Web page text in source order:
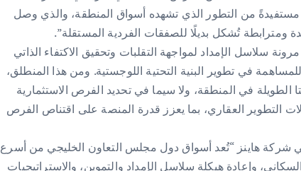
من التطور الذي تشهده أسواق المنطقة، والذي وصل
تُشكل بديلًا للصفقات الفردية المستقلة”.
سلاسل الإمداد لمواجهة التقلبات وتحقيق الاكتفاء الذاتي
في تطوير البنية التحتية اللوجستية. ومن هذا المنطلق،
في المنطقة، ولا سيما في تحديد الفرص الاستثمارية
التطوير العقاري، بما يعزز قدرة المنصة على اقتناص الفرص
شركة هاينز “تُعد أسواق دول مجلس التعاون الخليجي من أسرع
وإعادة هيكلة سلاسل الإمداد والتموين، والاستراتيجيات